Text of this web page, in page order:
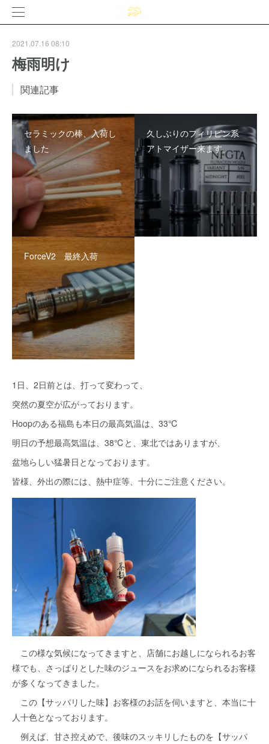
2021.07.16 08:10
梅雨明け
関連記事
セラミックの棒、入荷し
ました
久しぶりのフィリピン系
アトマイザー来ます。
ForceV2 最終入荷
1日、2日前とは、打って変わって、
突然の夏空が広がっております。
Hoopのある福島も本日の最高気温は、33℃
明日の予想最高気温は、38℃と、東北ではありますが、
盆地らしい猛暑日となっております。
皆様、外出の際には、熱中症等、十分にご注意ください。
この様な気候になってきますと、店舗にお越しになられるお客
様でも、さっぱりとした味のジュースをお求めになられるお客様
が多くなってきました。
この【サッパリした味】お客様のお話を伺いますと、本当に十
人十色となっております。
例えば、甘さ控えめで、後味のスッキリしたものを【サッパ